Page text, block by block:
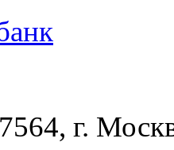
г.